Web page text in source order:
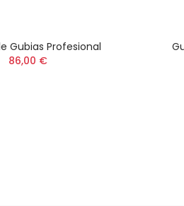
Gubias Profesional
86,00 €